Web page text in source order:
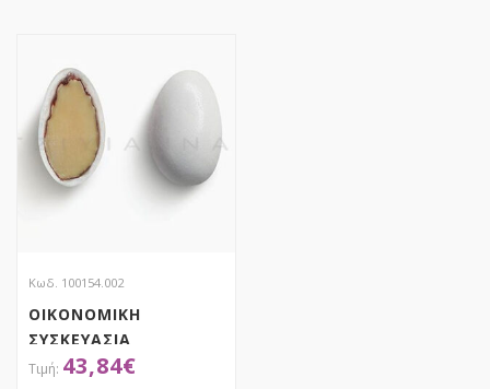
Κωδ. 100154.002
ΟΙΚΟΝΟΜΙΚΗ
ΣΥΣΚΕΥΑΣΙΑ
ΑΜΥΓΔΑΛΟ ΒΑΣΙΚΟ
43,84€